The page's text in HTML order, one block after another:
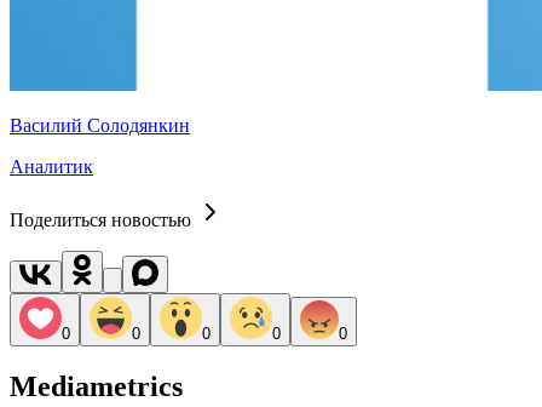
Василий Солодянкин
Аналитик
Поделиться новостью
0 0 0 0 0
Mediametrics